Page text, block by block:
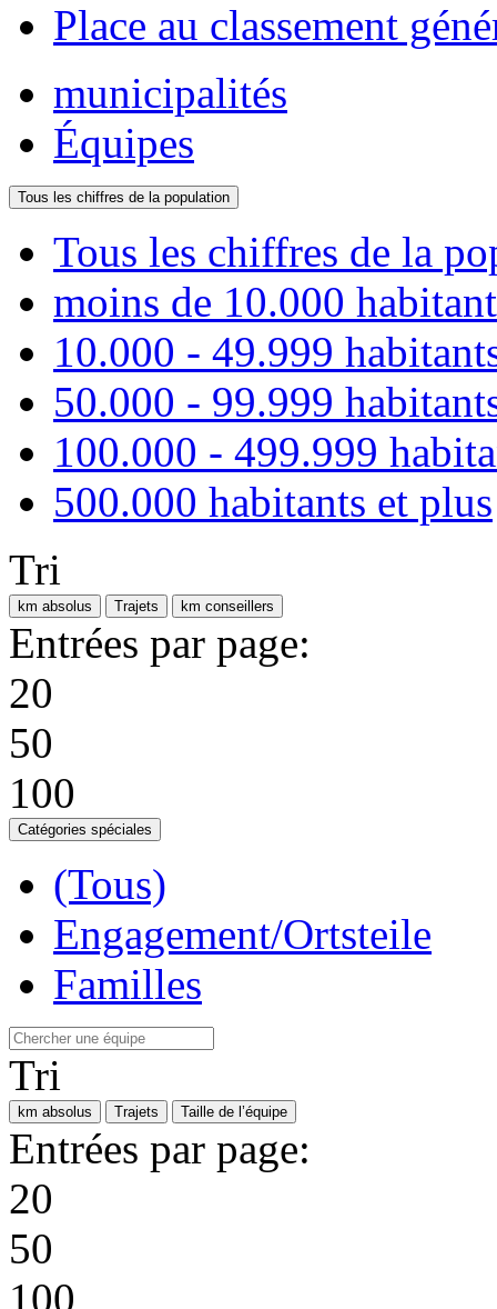
Place au classement
municipalités
Équipes
Tous les chiffres de la population
Tous les chiffres de la
moins de 10.000
10.000 - 49.999
50.000 - 99.999
100.000 - 499.999
500.000 habitants et plus
Tri
km absolus Trajets km conseillers
Entrées par page:
20
50
100
Catégories spéciales
(Tous)
Engagement/Ortsteile
Familles
Tri
km absolus Trajets Taille de l’équipe
Entrées par page:
20
50
100